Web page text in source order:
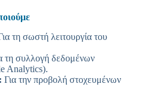
τη σωστή λειτουργία του
τη συλλογή δεδομένων
Analytics).
Για την προβολή στοχευμένων